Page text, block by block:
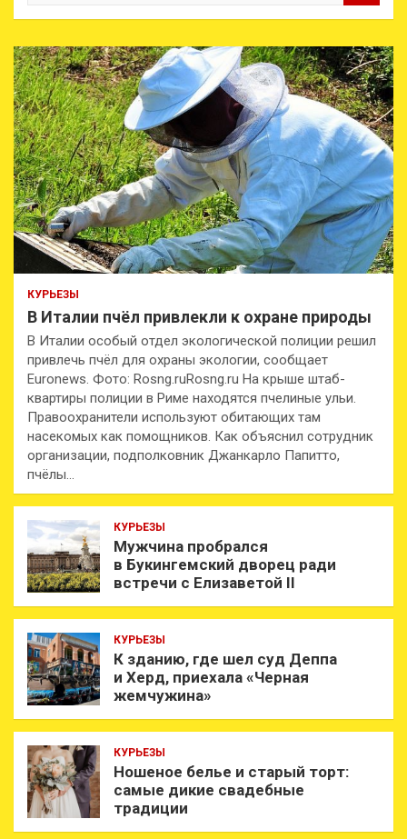
к
КУРЬЕЗЫ
В Италии пчёл привлекли к охране природы
В Италии особый отдел экологической полиции решил
привлечь пчёл для охраны экологии, сообщает
Euronews. Фото: Rosng.ruRosng.ru На крыше штаб-
квартиры полиции в Риме находятся пчелиные ульи.
Правоохранители используют обитающих там
насекомых как помощников. Как объяснил сотрудник
организации, подполковник Джанкарло Папитто,
пчёлы…
КУРЬЕЗЫ
Мужчина пробрался
в Букингемский дворец ради
встречи с Елизаветой II
КУРЬЕЗЫ
К зданию, где шел суд Деппа
и Херд, приехала «Черная
жемчужина»
КУРЬЕЗЫ
Ношеное белье и старый торт:
самые дикие свадебные
традиции